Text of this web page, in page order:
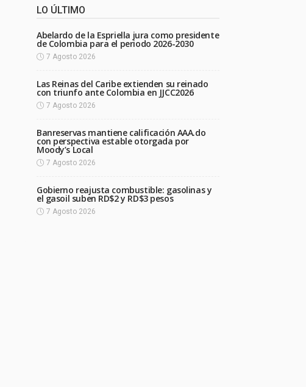
LO ÚLTIMO
Abelardo de la Espriella jura como presidente
de Colombia para el periodo 2026-2030
7 Agosto 2026
Las Reinas del Caribe extienden su reinado
con triunfo ante Colombia en JJCC2026
7 Agosto 2026
Banreservas mantiene calificación AAA.do
con perspectiva estable otorgada por
Moody’s Local
7 Agosto 2026
Gobierno reajusta combustible: gasolinas y
el gasoil suben RD$2 y RD$3 pesos
7 Agosto 2026